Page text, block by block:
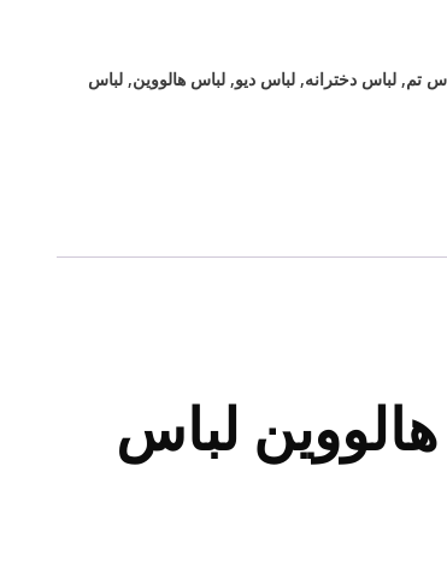
تم, لباس دخترانه, لباس دیو, لباس هالووین, لباس
لباس